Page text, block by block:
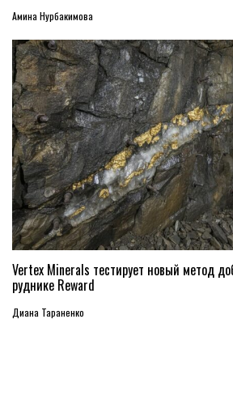
Амина Нурбакимова
Vertex Minerals тестирует новый метод
руднике Reward
Диана Тараненко